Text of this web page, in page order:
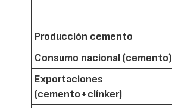
Producción cemento
Consumo nacional (cemento)
Exportaciones
(cemento+clínker)